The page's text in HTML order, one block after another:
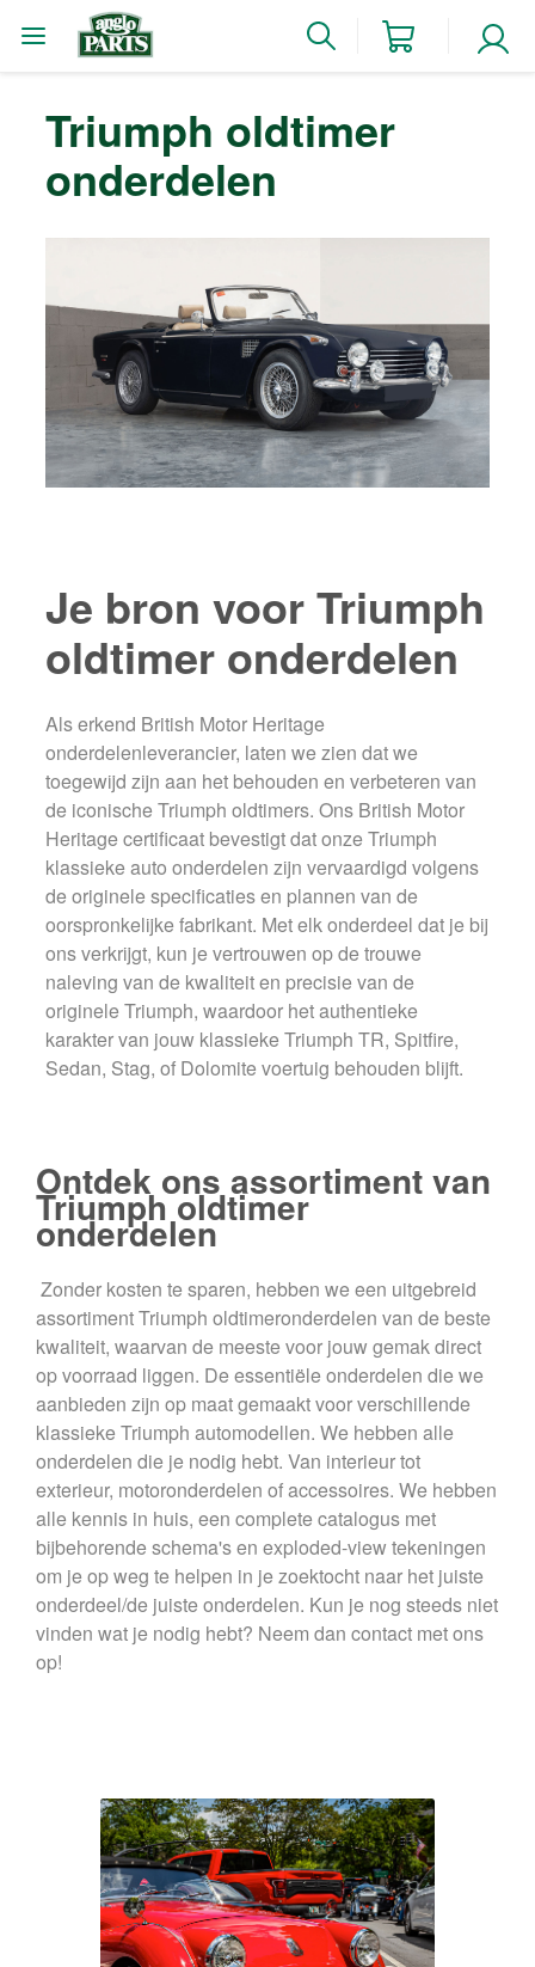
Triumph oldtimer
onderdelen
Je bron voor Triumph
oldtimer onderdelen
Als erkend British Motor Heritage
onderdelenleverancier, laten we zien dat we
toegewijd zijn aan het behouden en verbeteren van
de iconische Triumph oldtimers. Ons British Motor
Heritage certificaat bevestigt dat onze Triumph
klassieke auto onderdelen zijn vervaardigd volgens
de originele specificaties en plannen van de
oorspronkelijke fabrikant. Met elk onderdeel dat je bij
ons verkrijgt, kun je vertrouwen op de trouwe
naleving van de kwaliteit en precisie van de
originele Triumph, waardoor het authentieke
karakter van jouw klassieke Triumph TR, Spitfire,
Sedan, Stag, of Dolomite voertuig behouden blijft.
Ontdek ons assortiment van
Triumph oldtimer
onderdelen
Zonder kosten te sparen, hebben we een uitgebreid
assortiment Triumph oldtimeronderdelen van de beste
kwaliteit, waarvan de meeste voor jouw gemak direct
op voorraad liggen. De essentiële onderdelen die we
aanbieden zijn op maat gemaakt voor verschillende
klassieke Triumph automodellen. We hebben alle
onderdelen die je nodig hebt. Van interieur tot
exterieur, motoronderdelen of accessoires. We hebben
alle kennis in huis, een complete catalogus met
bijbehorende schema's en exploded-view tekeningen
om je op weg te helpen in je zoektocht naar het juiste
onderdeel/de juiste onderdelen. Kun je nog steeds niet
vinden wat je nodig hebt? Neem dan contact met ons
op!